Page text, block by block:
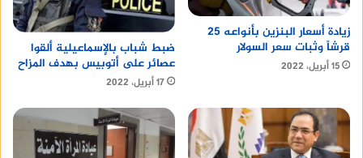
تضم أسوان مجموعة متنوعة من المطاعم التي تقدم
مجموعة واسعة من المأكولات العربية والعالمية. وفيما
يلي بعض النصائح لاختيار أفضل مطعم في أسوان:
حدد نوع الطعام الذي تفضله قبل اختيار المطعم.
حدد ميزانيتك قبل
زيادة أسعار البنزين بأنواعه 25
قرشاً وثبات سعر السولار
15 أبريل، 2022
ضبط شباب بالإسماعيلية ألقوا
عصائر على أتوبيس بهدف المزاح
17 أبريل، 2022